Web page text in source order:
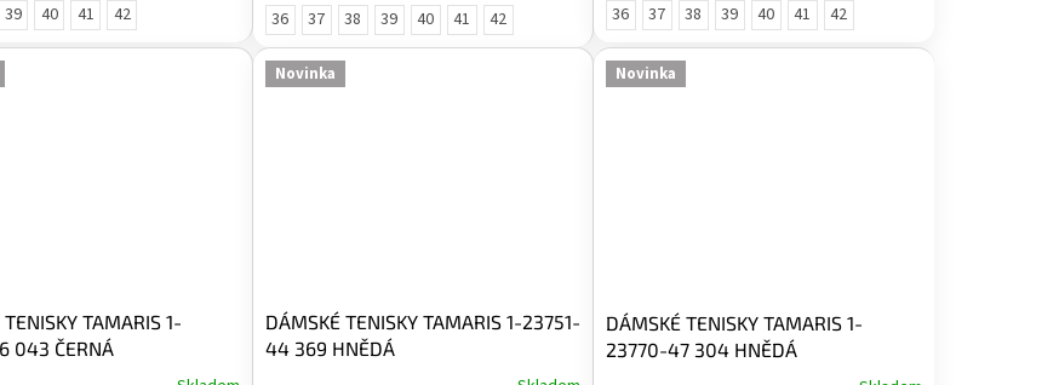
39 40 41 42 36 37 38 39 40 41 42 36 37 38 39 40 41 42
TAMARIS 1-
043 ČERNÁ
Novinka
DÁMSKÉ TENISKY TAMARIS 1-23751-
44 369 HNĚDÁ
Novinka
DÁMSKÉ TENISKY TAMARIS 1-
23770-47 304 HNĚDÁ